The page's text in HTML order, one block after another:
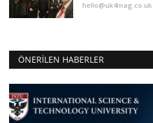
hello@uk4mag.co.uk
ÖNERILEN HABERLER